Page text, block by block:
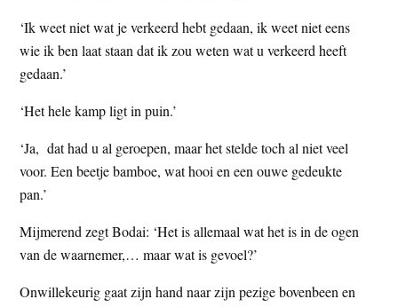
‘Ik weet niet wat je verkeerd hebt gedaan, ik weet niet eens
wie ik ben laat staan dat ik zou weten wat u verkeerd heeft
gedaan.’
‘Het hele kamp ligt in puin.’
‘Ja, dat had u al geroepen, maar het stelde toch al niet veel
voor. Een beetje bamboe, wat hooi en een ouwe gedeukte
pan.’
Mijmerend zegt Bodai: ‘Het is allemaal wat het is in de ogen
van de waarnemer,… maar wat is gevoel?’
Onwillekeurig gaat zijn hand naar zijn pezige bovenbeen en